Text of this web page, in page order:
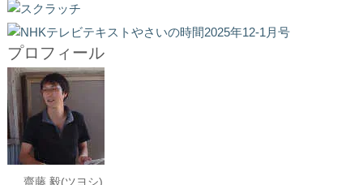
プロフィール
齋藤 毅(ツヨシ)